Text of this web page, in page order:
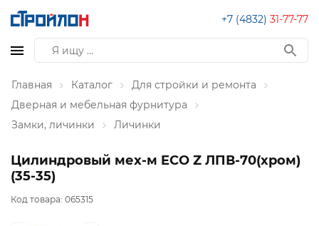
+7 (4832) 31-77-77
Главная Каталог
Для стройки и ремонта
Дверная и мебельная фурнитура
Замки, личинки
Личинки
Цилиндровый мех-м ECO Z ЛПВ-70(хром)
(35-35)
Код товара: 065315